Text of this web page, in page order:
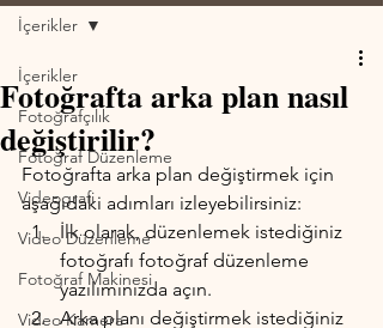
İçerikler
Fotoğrafçılık
Fotoğraf Düzenleme
Videografi
Video Düzenleme
Fotoğraf Makinesi
Video Kamera
İçerikler
Fotoğrafta arka plan nasıl
değiştirilir?
Fotoğrafta arka plan değiştirmek için
aşağıdaki adımları izleyebilirsiniz:
İlk olarak, düzenlemek istediğiniz
fotoğrafı fotoğraf düzenleme
yazılımınızda açın.
Arka planı değiştirmek istediğiniz